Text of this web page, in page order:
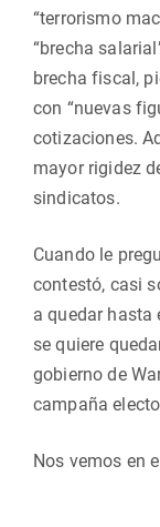
“terrorismo
“brecha
brecha fiscal,
con “nuevas
cotizaciones.
mayor rigidez
sindicatos.
Cuando le
contestó, casi
a quedar hasta
se quiere
gobierno de
campaña
Nos vemos en